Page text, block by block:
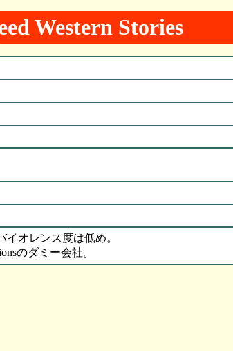
Western Stories
イオレンス度は低め。
のダミー会社。